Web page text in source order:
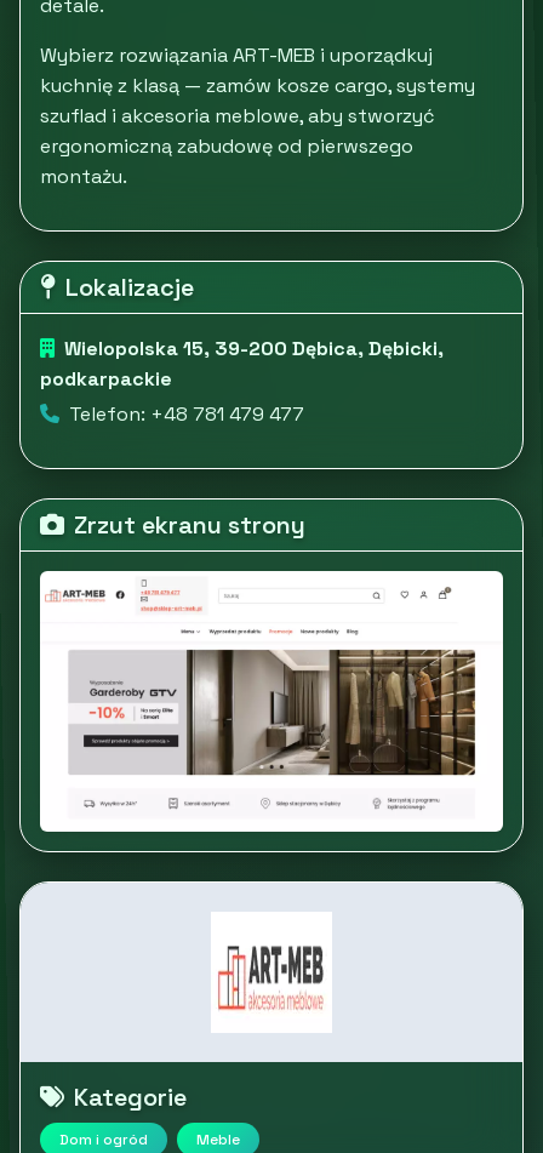
detale.
Wybierz rozwiązania ART-MEB i uporządkuj
kuchnię z klasą — zamów kosze cargo, systemy
szuflad i akcesoria meblowe, aby stworzyć
ergonomiczną zabudowę od pierwszego
montażu.
Lokalizacje
Wielopolska 15, 39-200 Dębica, Dębicki,
podkarpackie
Telefon: +48 781 479 477
Zrzut ekranu strony
Kategorie
Dom i ogród Meble